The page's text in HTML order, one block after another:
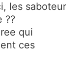
les saboteur
??
qui
ces